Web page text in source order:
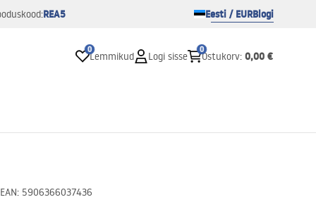
REA5 Eesti / EURBlogi
0
Lemmikud Logi sisse
0
Ostukorv: 0,00 €
EAN: 5906366037436